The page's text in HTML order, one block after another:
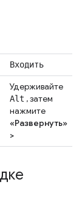
Входить
Удерживайте
Alt , затем
нажмите
«Развернуть»
>